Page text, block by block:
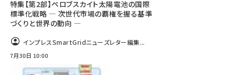
特集【第2部】ペロブスカイト太陽電池の国際
標準化戦略 ― 次世代市場の覇権を握る基準
づくりと世界の動向 ―
インプレスSmartGridニューズレター編集...
7月30日 10:00